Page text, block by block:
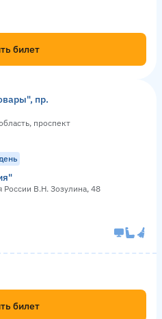
билет
пр.
проспект
России В.Н. Зозулина, 48
билет